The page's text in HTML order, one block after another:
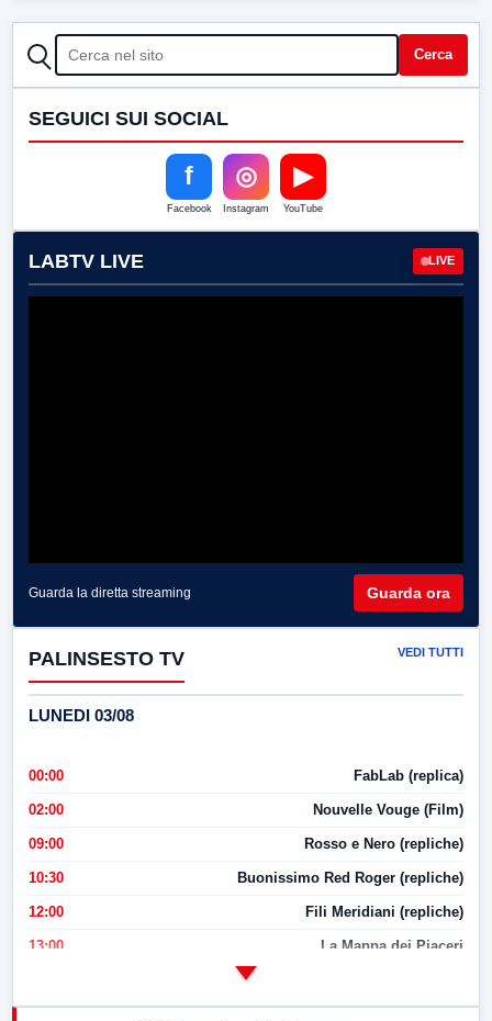
CERCA Cerca
SEGUICI SUI SOCIAL
f
Facebook
◎
Instagram
▶
YouTube
LABTV LIVE LIVE
Guarda la diretta streaming Guarda ora
PALINSESTO TV VEDI TUTTI
LUNEDI 03/08
00:00 FabLab (replica)
02:00 Nouvelle Vouge (Film)
09:00 Rosso e Nero (repliche)
10:30 Buonissimo Red Roger (repliche)
12:00 Fili Meridiani (repliche)
13:00 La Mappa dei Piaceri
17:00 LabNews (replica)